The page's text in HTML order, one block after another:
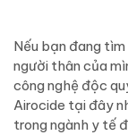
Nếu bạn đang
người thân của
công nghệ độc
Airocide tại đây
trong ngành y tế